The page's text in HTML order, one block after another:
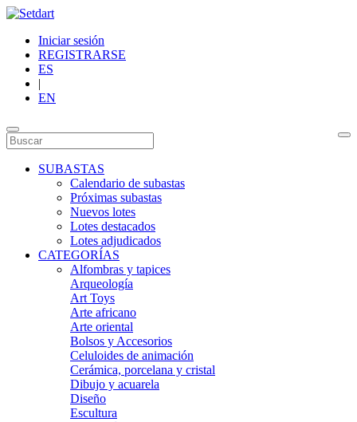
Iniciar sesión
REGISTRARSE
ES
|
EN
SUBASTAS
Calendario de subastas
Próximas subastas
Nuevos lotes
Lotes destacados
Lotes adjudicados
CATEGORÍAS
Alfombras y tapices
Arqueología
Art Toys
Arte africano
Arte oriental
Bolsos y Accesorios
Celuloides de animación
Cerámica, porcelana y cristal
Dibujo y acuarela
Diseño
Escultura